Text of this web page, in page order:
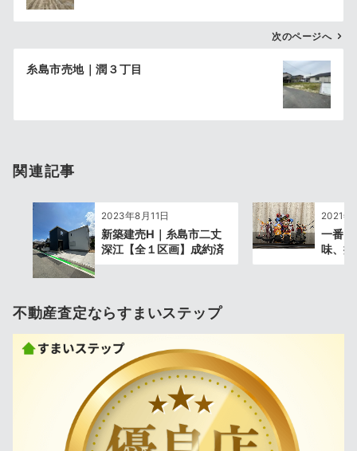
ン
次のページへ
糸島市売地｜潤３丁目
関連記事
2023年8月11日
新築建売H｜糸島市二丈
深江【全１区画】成約済
2021年
一番
味、
不動産査定ならすまいステップ